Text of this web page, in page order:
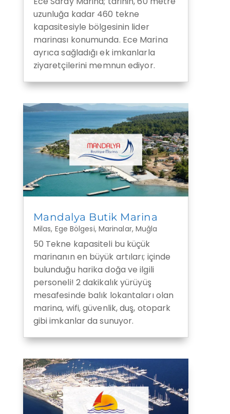
uzunluğa kadar 460 tekne
kapasitesiyle bölgesinin lider
marinası konumunda. Ece Marina
ayrıca sağladığı ek imkanlarla
ziyaretçilerini memnun ediyor.
Mandalya Butik Marina
Milas, Ege Bölgesi, Marinalar, Muğla
50 Tekne kapasiteli bu küçük
marinanın en büyük artıları; içinde
bulunduğu harika doğa ve ilgili
personeli! 2 dakikalık yürüyüş
mesafesinde balık lokantaları olan
marina, wifi, güvenlik, duş, otopark
gibi imkanlar da sunuyor.